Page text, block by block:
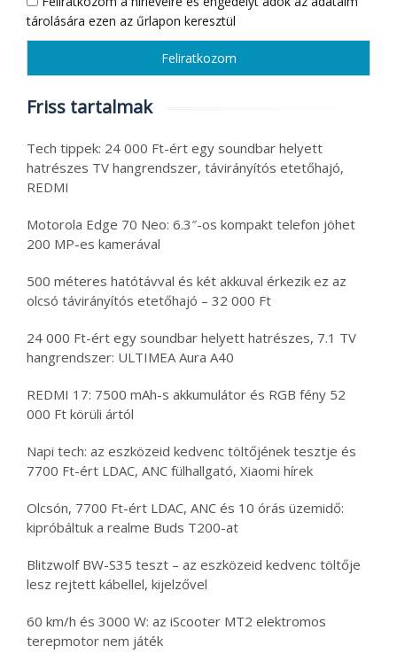
tárolására ezen az űrlapon keresztül
Friss tartalmak
Tech tippek: 24 000 Ft-ért egy soundbar helyett
hatrészes TV hangrendszer, távirányítós etetőhajó,
REDMI
Motorola Edge 70 Neo: 6.3″-os kompakt telefon jöhet
200 MP-es kamerával
500 méteres hatótávval és két akkuval érkezik ez az
olcsó távirányítós etetőhajó – 32 000 Ft
24 000 Ft-ért egy soundbar helyett hatrészes, 7.1 TV
hangrendszer: ULTIMEA Aura A40
REDMI 17: 7500 mAh-s akkumulátor és RGB fény 52
000 Ft körüli ártól
Napi tech: az eszközeid kedvenc töltőjének tesztje és
7700 Ft-ért LDAC, ANC fülhallgató, Xiaomi hírek
Olcsón, 7700 Ft-ért LDAC, ANC és 10 órás üzemidő:
kipróbáltuk a realme Buds T200-at
Blitzwolf BW-S35 teszt – az eszközeid kedvenc töltője
lesz rejtett kábellel, kijelzővel
60 km/h és 3000 W: az iScooter MT2 elektromos
terepmotor nem játék